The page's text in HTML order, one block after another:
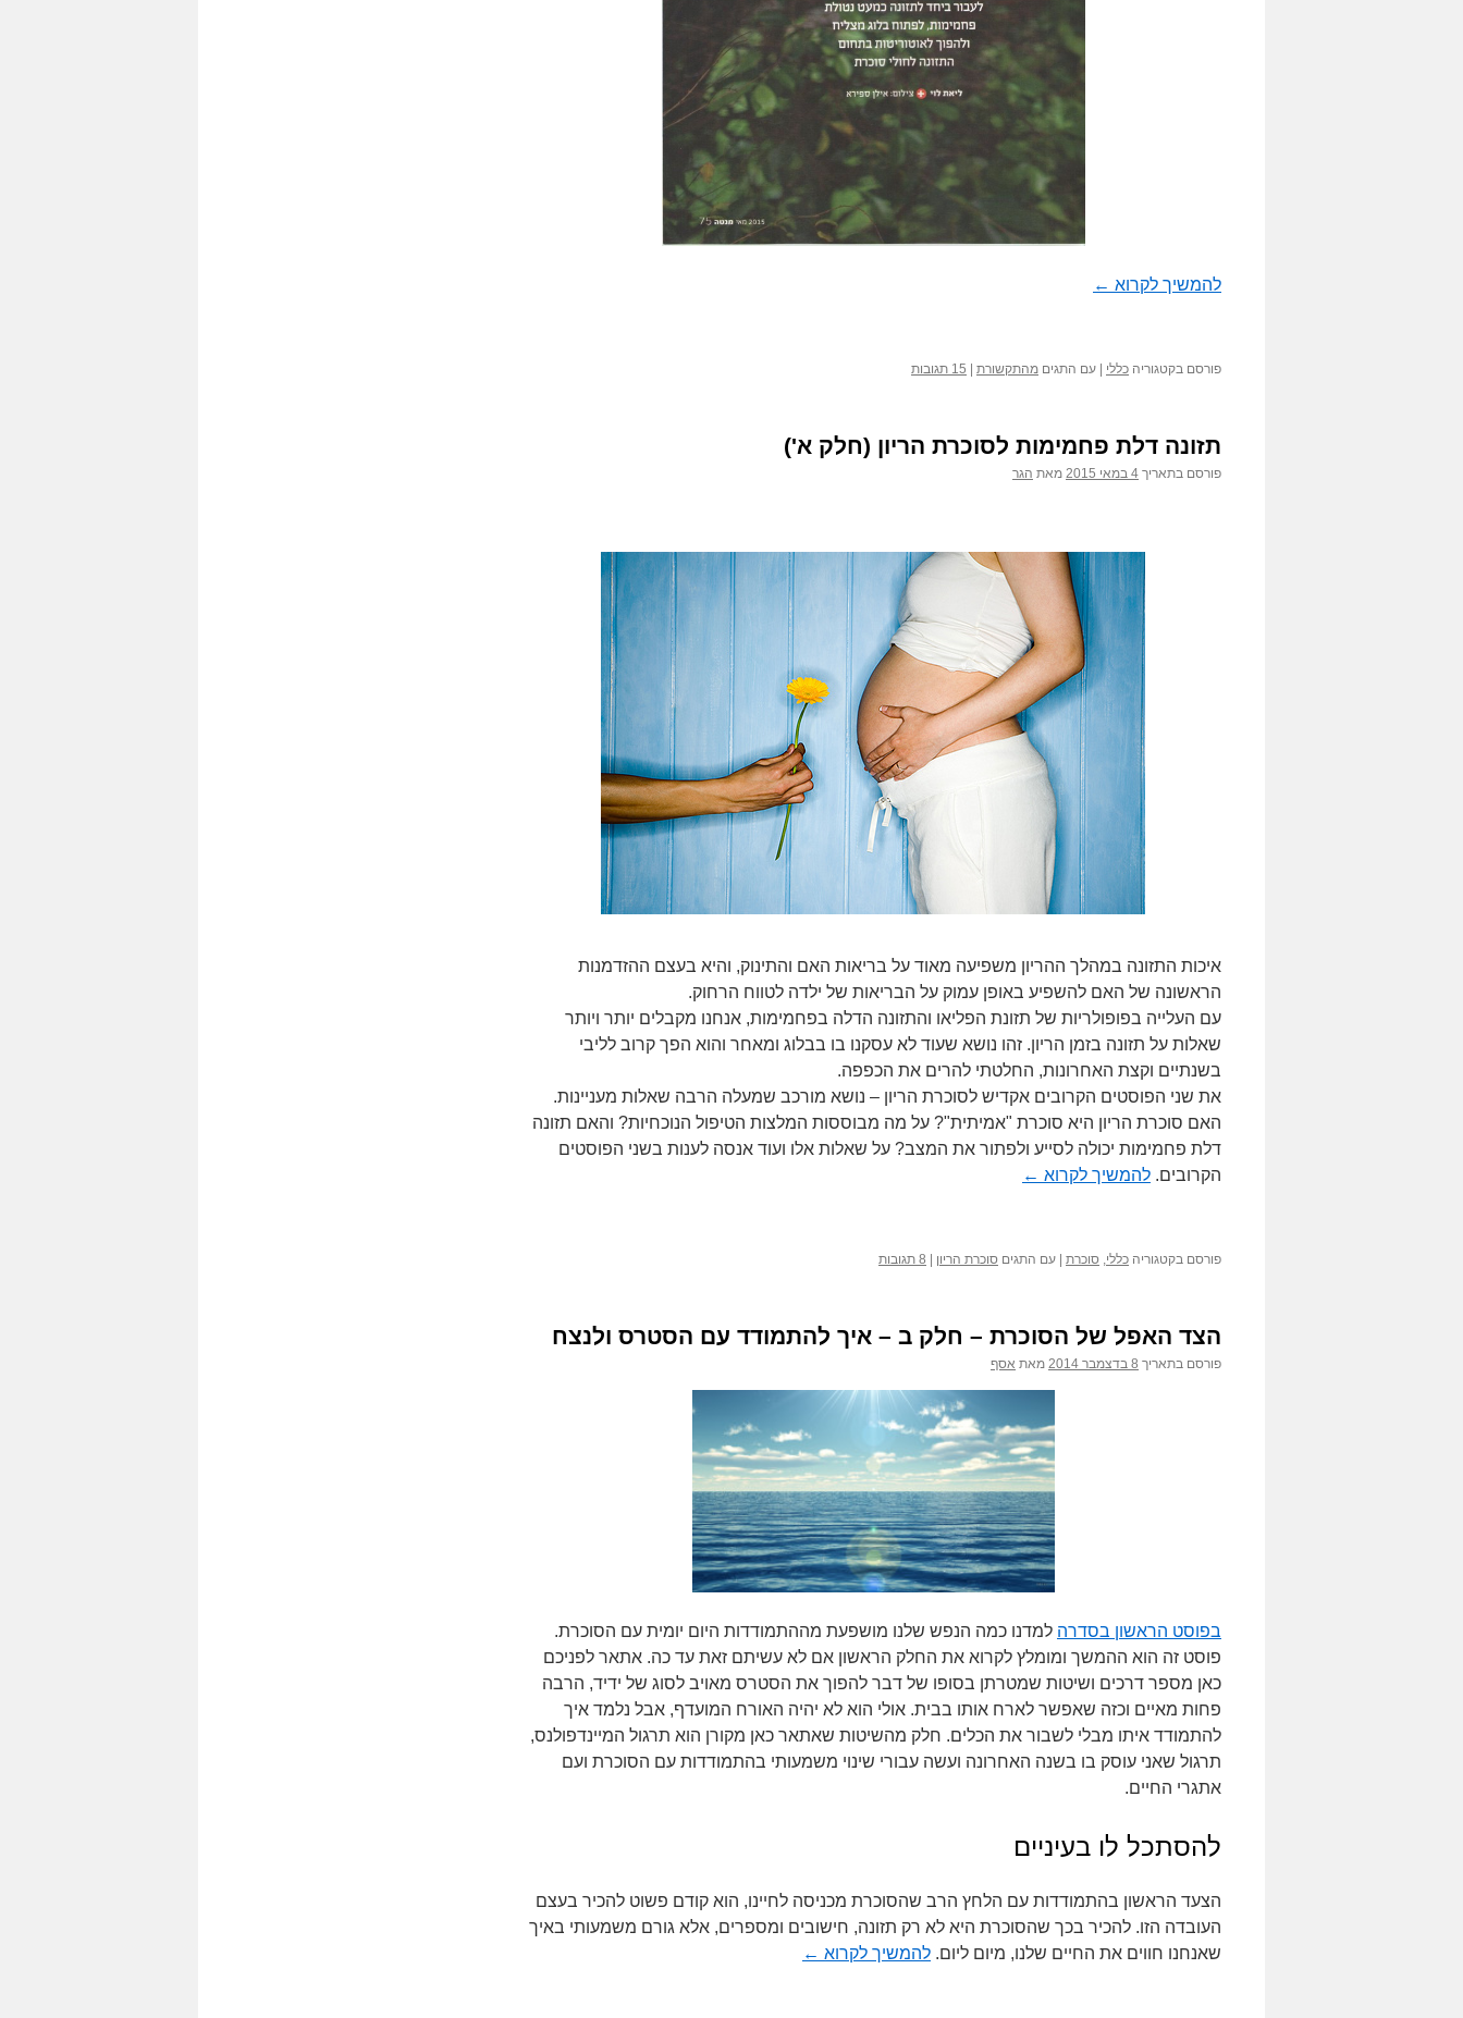
להמשיך לקרוא ←
פורסם בקטגוריה כללי עם התגים מהתקשורת 15 תגובות
תזונה דלת פחמימות לסוכרת הריון (חלק א')
פורסם בתאריך 4 במאי 2015 מאת הגר
איכות התזונה במהלך ההריון משפיעה מאוד על בריאות האם והתינוק, והיא בעצם ההזדמנות
הראשונה של האם להשפיע באופן עמוק על הבריאות של ילדה לטווח הרחוק.
עם העלייה בפופולריות של תזונת הפליאו והתזונה הדלה בפחמימות, אנחנו מקבלים יותר ויותר
שאלות על תזונה בזמן הריון. זהו נושא שעוד לא עסקנו בו בבלוג ומאחר והוא הפך קרוב לליבי
בשנתיים וקצת האחרונות, החלטתי להרים את הכפפה.
את שני הפוסטים הקרובים אקדיש לסוכרת הריון – נושא מורכב שמעלה הרבה שאלות מעניינות.
האם סוכרת הריון היא סוכרת "אמיתית"? על מה מבוססות המלצות הטיפול הנוכחיות? והאם תזונה
דלת פחמימות יכולה לסייע ולפתור את המצב? על שאלות אלו ועוד אנסה לענות בשני הפוסטים
הקרובים. להמשיך לקרוא ←
פורסם בקטגוריה כללי, סוכרת עם התגים סוכרת הריון 8 תגובות
הצד האפל של הסוכרת – חלק ב – איך להתמודד עם הסטרס ולנצח
פורסם בתאריך 8 בדצמבר 2014 מאת אסף
בפוסט הראשון בסדרה למדנו כמה הנפש שלנו מושפעת מההתמודדות היום יומית עם הסוכרת.
פוסט זה הוא ההמשך ומומלץ לקרוא את החלק הראשון אם לא עשיתם זאת עד כה. אתאר לפניכם
כאן מספר דרכים ושיטות שמטרתן בסופו של דבר להפוך את הסטרס מאויב לסוג של ידיד, הרבה
פחות מאיים וכזה שאפשר לארח אותו בבית. אולי הוא לא יהיה האורח המועדף, אבל נלמד איך
להתמודד איתו מבלי לשבור את הכלים. חלק מהשיטות שאתאר כאן מקורן הוא תרגול המיינדפולנס,
תרגול שאני עוסק בו בשנה האחרונה ועשה עבורי שינוי משמעותי בהתמודדות עם הסוכרת ועם
אתגרי החיים.
להסתכל לו בעיניים
הצעד הראשון בהתמודדות עם הלחץ הרב שהסוכרת מכניסה לחיינו, הוא קודם פשוט להכיר בעצם
העובדה הזו. להכיר בכך שהסוכרת היא לא רק תזונה, חישובים ומספרים, אלא גורם משמעותי באיך
שאנחנו חווים את החיים שלנו, מיום ליום. להמשיך לקרוא ←